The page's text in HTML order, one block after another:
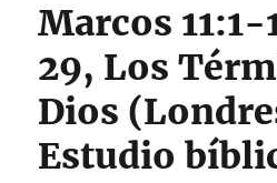
Marcos 11:1-
29, Los
Dios
Estudio